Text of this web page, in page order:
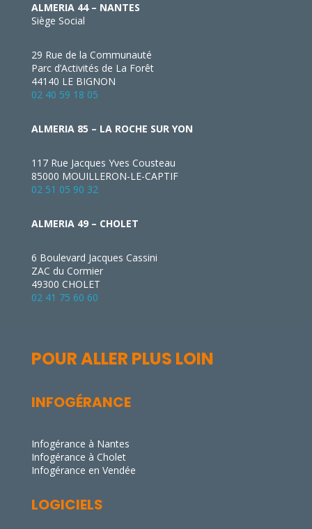
ALMERIA 44 – NANTES
Siège Social
29 Rue de la Communauté
Parc d’Activités de La Forêt
44140 LE BIGNON
02 40 59 18 05
ALMERIA 85 – LA ROCHE SUR YON
117 Rue Jacques Yves Cousteau
85000 MOUILLERON-LE-CAPTIF
02 51 05 90 32
ALMERIA 49 – CHOLET
6 Boulevard Jacques Cassini
ZAC du Cormier
49300 CHOLET
02 41 75 60 60
POUR ALLER PLUS LOIN
INFOGÉRANCE
Infogérance à Nantes
Infogérance à Cholet
Infogérance en Vendée
LOGICIELS